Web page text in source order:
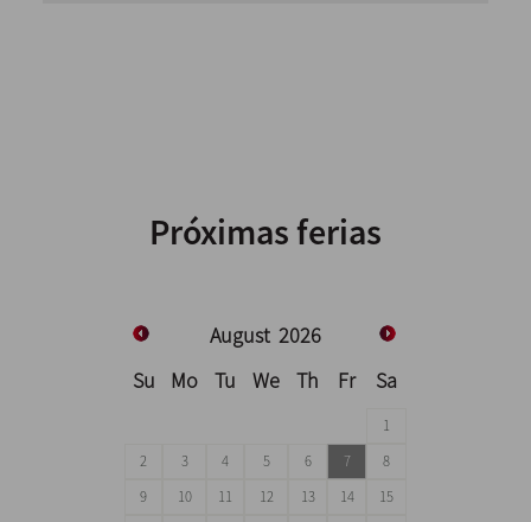
Próximas ferias
August 2026
Su
Mo Tu We Th Fr Sa
1
2
3 4 5 6 7
8
9
10 11 12 13 14
15